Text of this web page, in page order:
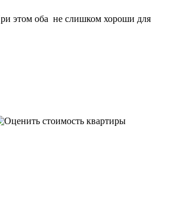
этом оба не слишком хороши для